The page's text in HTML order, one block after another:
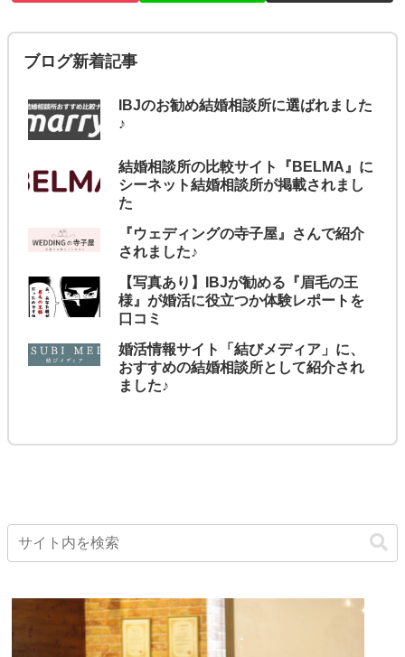
ブログ新着記事
IBJのお勧め結婚相談所に選ばれました
♪
結婚相談所の比較サイト『BELMA』に
シーネット結婚相談所が掲載されまし
た
『ウェディングの寺子屋』さんで紹介
されました♪
【写真あり】IBJが勧める『眉毛の王
様』が婚活に役立つか体験レポートを
口コミ
婚活情報サイト「結びメディア」に、
おすすめの結婚相談所として紹介され
ました♪